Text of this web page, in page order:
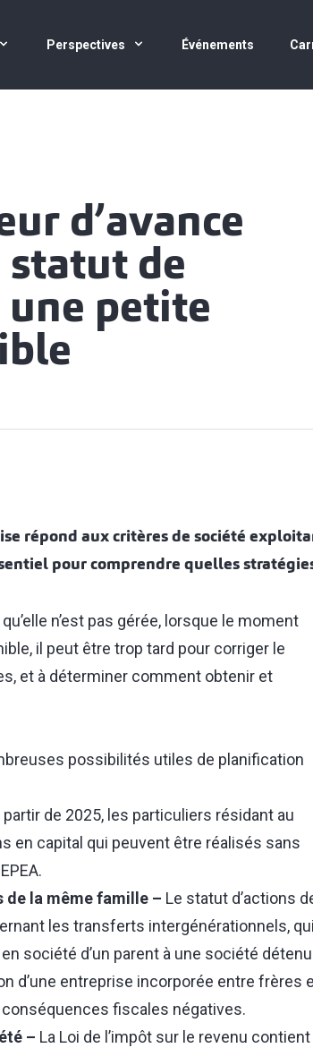
Perspectives Événements
d’avance
statut de
petite
répond aux critères de société
pour comprendre quelles
n’est pas gérée, lorsque le moment
il peut être trop tard pour corriger le
et à déterminer comment obtenir et
possibilités utiles de planification
partir de 2025, les particuliers résidant au
en capital qui peuvent être réalisés sans
de la même famille – Le statut d’actions
les transferts intergénérationnels, qui
société d’un parent à une société
d’une entreprise incorporée entre frères
fiscales négatives.
– La Loi de l’impôt sur le revenu contient